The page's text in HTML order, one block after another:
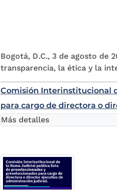
Bogotá, D.C., 3 de agosto de
transparencia, la ética y la
Comisión Interinstitucional
para cargo de directora o
Más detalles